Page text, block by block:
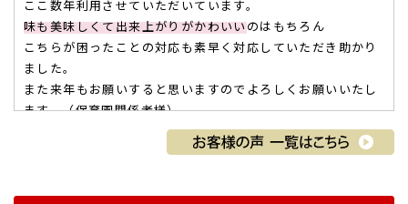
ここ数年利用させていただいています。
味も美味しくて出来上がりがかわいい のはもちろん
こちらが困ったことの対応も素早く対応していただき助かり
ました。
また来年もお願いすると思いますのでよろしくお願いいたし
ます。（保育園関係者様）
卒園祝い 名入れ・メッセージ入りどら焼